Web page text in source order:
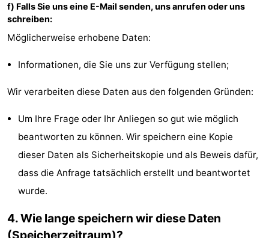
f) Falls Sie uns eine E-Mail senden, uns anrufen oder uns
schreiben:
Möglicherweise erhobene Daten:
Informationen, die Sie uns zur Verfügung stellen;
Wir verarbeiten diese Daten aus den folgenden Gründen:
Um Ihre Frage oder Ihr Anliegen so gut wie möglich
beantworten zu können. Wir speichern eine Kopie
dieser Daten als Sicherheitskopie und als Beweis dafür,
dass die Anfrage tatsächlich erstellt und beantwortet
wurde.
4. Wie lange speichern wir diese Daten
(Speicherzeitraum)?